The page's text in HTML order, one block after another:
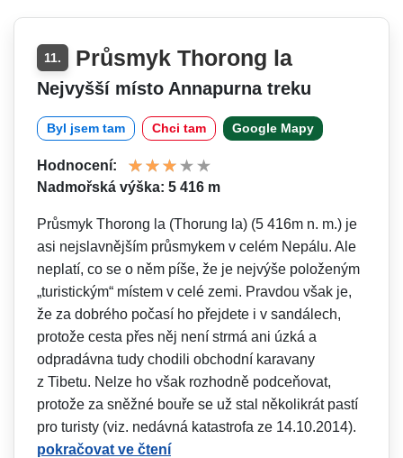
11. Průsmyk Thorong la
Nejvyšší místo Annapurna treku
Byl jsem tam Chci tam Google Mapy
Hodnocení:
Nadmořská výška: 5 416 m
Průsmyk Thorong la (Thorung la) (5 416m n. m.) je
asi nejslavnějším průsmykem v celém Nepálu. Ale
neplatí, co se o něm píše, že je nejvýše položeným
„turistickým“ místem v celé zemi. Pravdou však je,
že za dobrého počasí ho přejdete i v sandálech,
protože cesta přes něj není strmá ani úzká a
odpradávna tudy chodili obchodní karavany
z Tibetu. Nelze ho však rozhodně podceňovat,
protože za sněžné bouře se už stal několikrát pastí
pro turisty (viz. nedávná katastrofa ze 14.10.2014).
pokračovat ve čtení